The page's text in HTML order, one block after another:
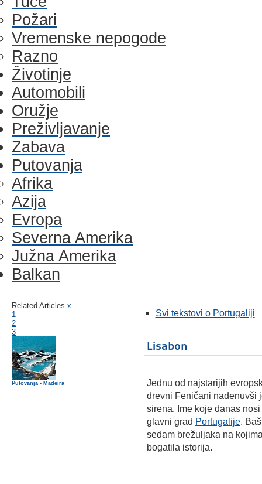
Požari
Vremenske nepogode
Razno
Životinje
Automobili
Oružje
Preživljavanje
Zabava
Putovanja
Afrika
Azija
Evropa
Severna Amerika
Južna Amerika
Balkan
Related Articles x
1
2
3
Putovanja - Madeira
Svi tekstovi o Portugaliji
Lisabon
Jednu od najstarijih
drevni Feničani nadenuvši
sirena. Ime koje danas
glavni grad Portugalije.
sedam brežuljaka na
bogatila istorija.